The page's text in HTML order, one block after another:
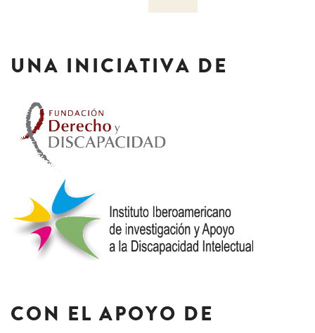
UNA INICIATIVA DE
CON EL APOYO DE